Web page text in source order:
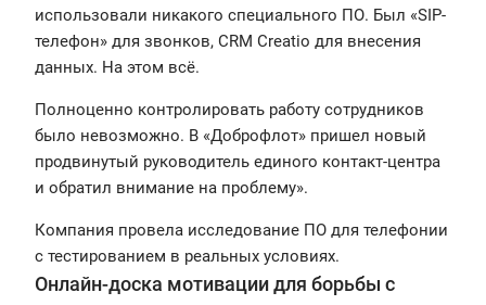
использовали никакого специального ПО. Был «SIP-
телефон» для звонков, CRM Creatio для внесения
данных. На этом всё.
Полноценно контролировать работу сотрудников
было невозможно. В «Доброфлот» пришел новый
продвинутый руководитель единого контакт-центра
и обратил внимание на проблему».
Компания провела исследование ПО для телефонии
с тестированием в реальных условиях.
Онлайн-доска мотивации для борьбы с